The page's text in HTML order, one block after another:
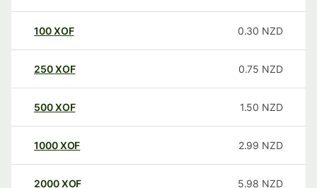
100XOF 0.30 NZD
250XOF 0.75 NZD
500XOF 1.50 NZD
1000XOF 2.99 NZD
2000XOF 5.98 NZD